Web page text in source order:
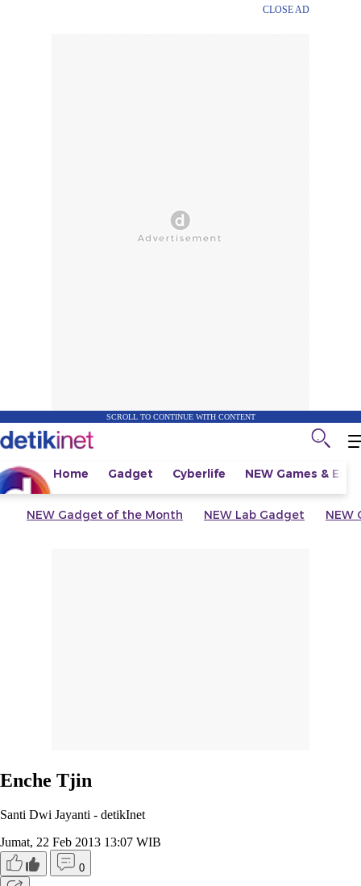
CLOSE AD
SCROLL TO CONTINUE WITH CONTENT
Home Gadget Cyberlife NEW Games &
NEW Gadget of the Month NEW Lab Gadget NEW
Enche Tjin
Santi Dwi Jayanti - detikInet
Jumat, 22 Feb 2013 13:07 WIB
0